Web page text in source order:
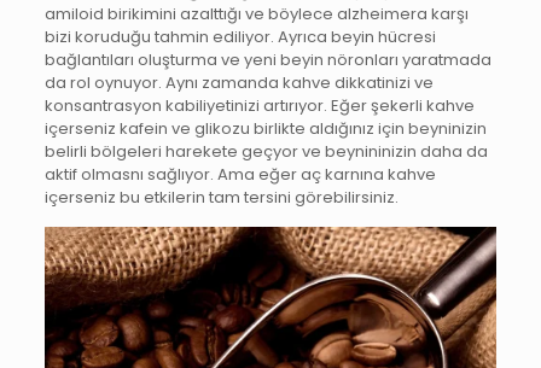
amiloid birikimini azalttığı ve böylece alzheimera karşı
bizi koruduğu tahmin ediliyor. Ayrıca beyin hücresi
bağlantıları oluşturma ve yeni beyin nöronları yaratmada
da rol oynuyor. Aynı zamanda kahve dikkatinizi ve
konsantrasyon kabiliyetinizi artırıyor. Eğer şekerli kahve
içerseniz kafein ve glikozu birlikte aldığınız için beyninizin
belirli bölgeleri harekete geçyor ve beynininizin daha da
aktif olmasnı sağlıyor. Ama eğer aç karnına kahve
içerseniz bu etkilerin tam tersini görebilirsiniz.